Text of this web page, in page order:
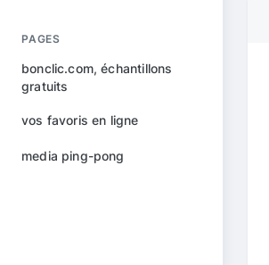
PAGES
bonclic.com, échantillons
gratuits
vos favoris en ligne
media ping-pong